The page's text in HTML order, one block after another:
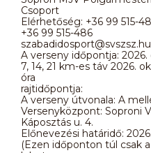
Csoport
Elérhetőség: +36 99 515-
+36 99 515-486
szabadidosport@svszsz.hu
A verseny időpontja:
7, 14, 21 km-es táv 2026.
óra
rajtidőpontja:
A verseny útvonala: A
Versenyközpont: Soproni
Káposztás u. 4.
Előnevezési határidő:
(Ezen időponton túl csak